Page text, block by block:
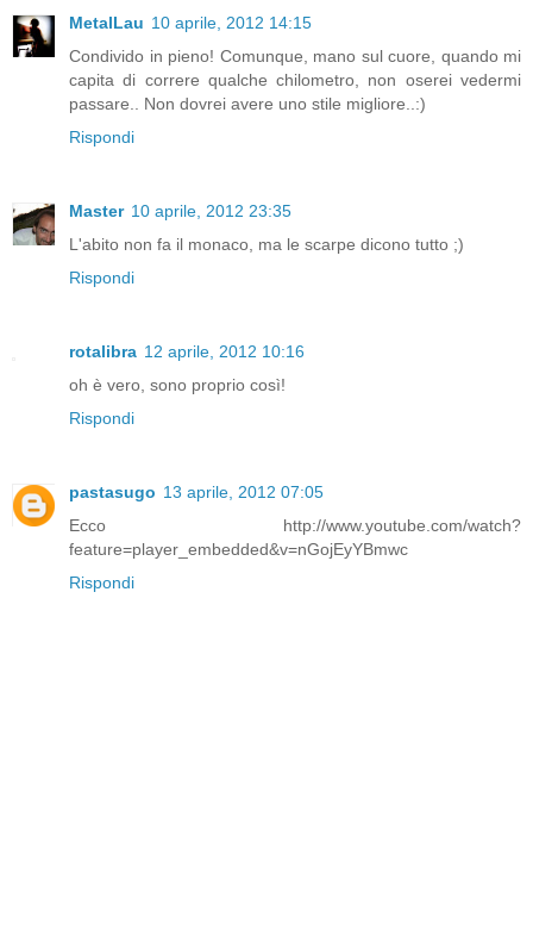
MetalLau 10 aprile, 2012 14:15
Condivido in pieno! Comunque, mano sul cuore, quando mi
capita di correre qualche chilometro, non oserei vedermi
passare.. Non dovrei avere uno stile migliore..:)
Rispondi
Master 10 aprile, 2012 23:35
L'abito non fa il monaco, ma le scarpe dicono tutto ;)
Rispondi
rotalibra 12 aprile, 2012 10:16
oh è vero, sono proprio così!
Rispondi
pastasugo 13 aprile, 2012 07:05
Ecco http://www.youtube.com/watch?
feature=player_embedded&v=nGojEyYBmwc
Rispondi